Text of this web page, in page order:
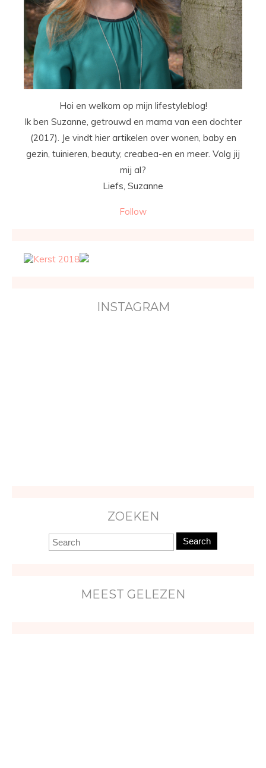
Hoi en welkom op mijn lifestyleblog!
Ik ben Suzanne, getrouwd en mama van een dochter
(2017). Je vindt hier artikelen over wonen, baby en
gezin, tuinieren, beauty, creabea-en en meer. Volg jij
mij al?
Liefs, Suzanne
Follow
INSTAGRAM
ZOEKEN
Search
MEEST GELEZEN